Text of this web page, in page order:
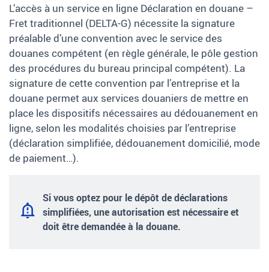
L’accès à un service en ligne Déclaration en douane –
Fret traditionnel (DELTA-G) nécessite la signature
préalable d’une convention avec le service des
douanes compétent (en règle générale, le pôle gestion
des procédures du bureau principal compétent). La
signature de cette convention par l’entreprise et la
douane permet aux services douaniers de mettre en
place les dispositifs nécessaires au dédouanement en
ligne, selon les modalités choisies par l’entreprise
(déclaration simplifiée, dédouanement domicilié, mode
de paiement…).
Si vous optez pour le dépôt de déclarations
simplifiées, une autorisation est nécessaire et
doit être demandée à la douane.